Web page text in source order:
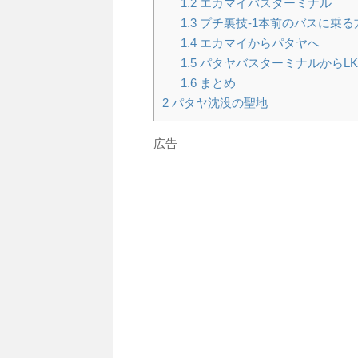
1.2エカマイバスターミナル
1.3プチ裏技-1本前のバスに乗る
1.4エカマイからパタヤへ
1.5パタヤバスターミナルから
1.6まとめ
2 パタヤ沈没の聖地
広告